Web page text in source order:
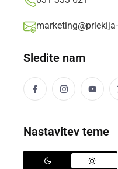
Sledite nam
Nastavitev teme